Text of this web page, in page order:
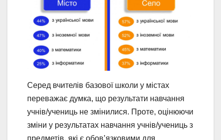
Серед вчителів базової школи у містах
переважає думка, що результати навчання
учнів/учениць не змінилися. Проте, оцінюючи
зміни у результатах навчання учнів/учениць з
предметів, які є обов’язковими для